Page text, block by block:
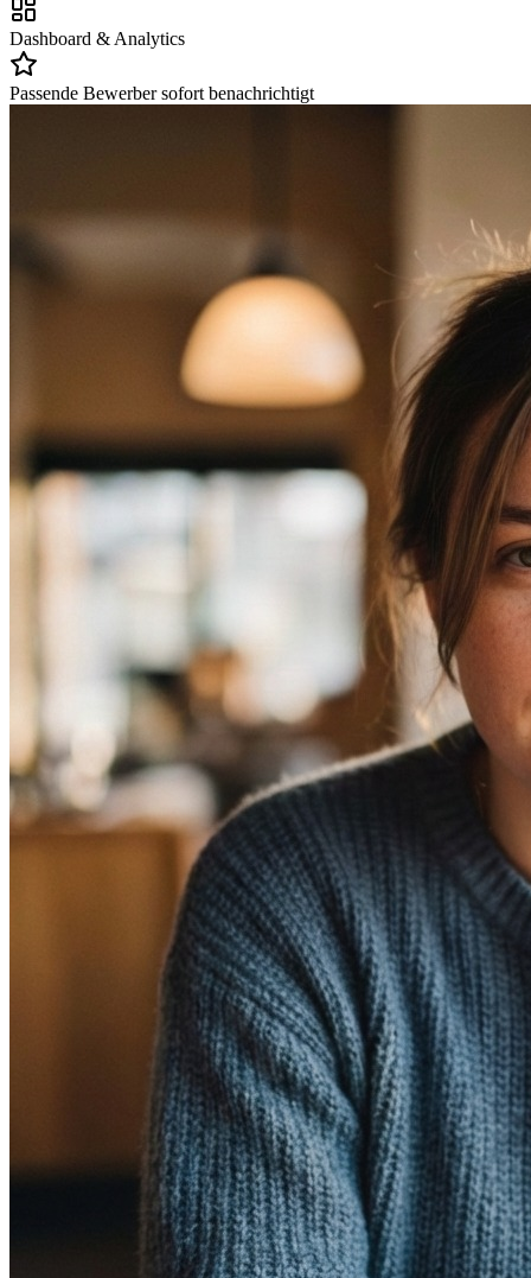
Dashboard & Analytics
Passende Bewerber sofort benachrichtigt